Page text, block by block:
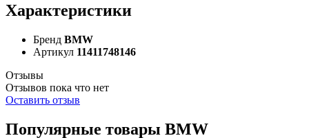
Характеристики
Бренд BMW
Артикул 11411748146
Отзывы
Отзывов пока что нет
Оставить отзыв
Популярные товары BMW